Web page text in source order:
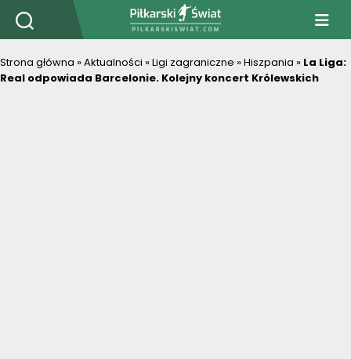
PiłkarskiSwiat.com
Strona główna »Aktualności »Ligi zagraniczne »Hiszpania » La Liga:
Real odpowiada Barcelonie. Kolejny koncert Królewskich